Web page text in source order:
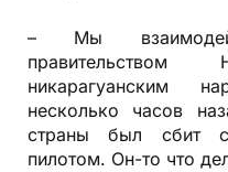
– Мы
правительством
никарагуанским
несколько часов
страны был сбит
пилотом. Он-то что